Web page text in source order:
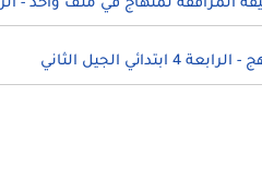
المرافقة لمنهاج في ملف واحد - الرابعة 4 ابتدائي
4 ابتدائي الجيل الثاني